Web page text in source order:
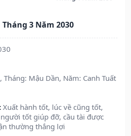
3 Năm 2030
Tháng: Mậu Dần, Năm: Canh Tuất
Xuất hành tốt, lúc về cũng tốt,
tốt giúp đỡ, cầu tài được
thường thắng lợi